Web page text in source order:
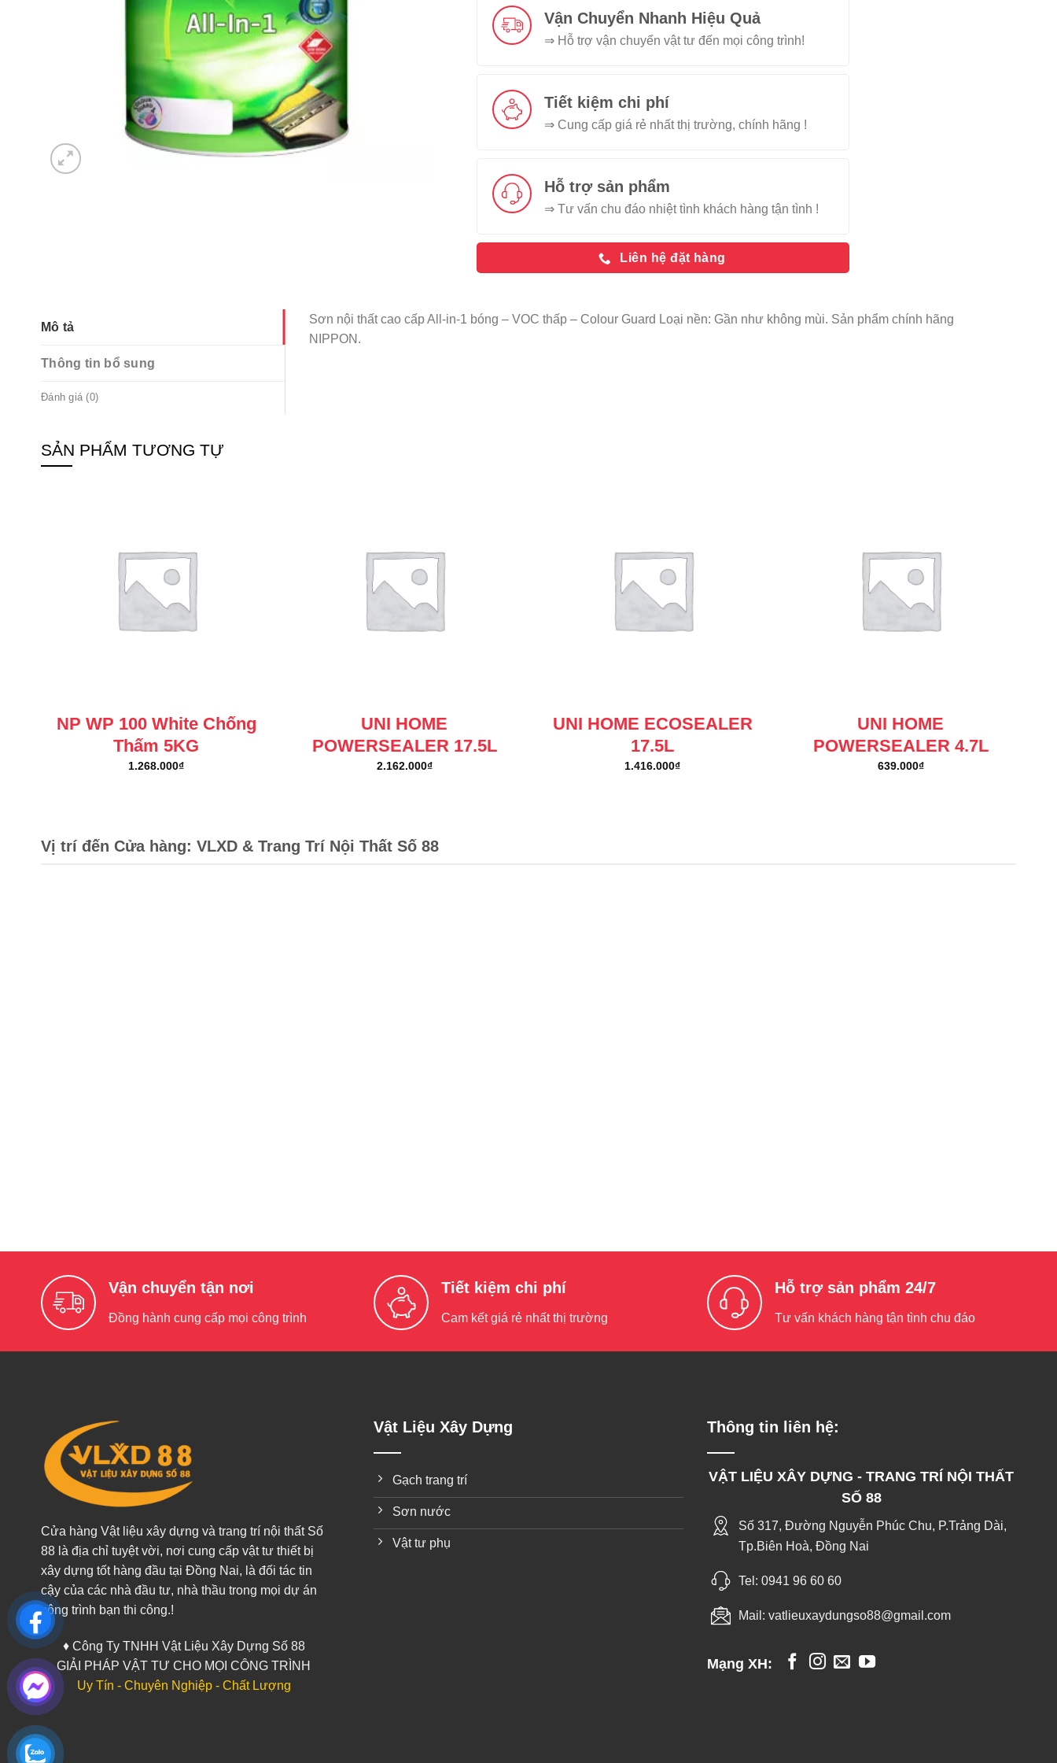
Vận Chuyển Nhanh Hiệu Quả
⇒ Hỗ trợ vận chuyển vật tư đến mọi công trình!
Tiết kiệm chi phí
⇒ Cung cấp giá rẻ nhất thị trường, chính hãng !
Hỗ trợ sản phẩm
⇒ Tư vấn chu đáo nhiệt tình khách hàng tận tình !
Liên hệ đặt hàng
Mô tả
Thông tin bổ sung
Đánh giá (0)
Sơn nội thất cao cấp All-in-1 bóng – VOC thấp – Colour Guard Loại nền: Gần như không mùi. Sản phẩm chính hãng
NIPPON.
SẢN PHẨM TƯƠNG TỰ
NP WP 100 White Chống
Thấm 5KG
1.268.000₫
UNI HOME
POWERSEALER 17.5L
2.162.000₫
UNI HOME ECOSEALER
17.5L
1.416.000₫
UNI HOME
POWERSEALER 4.7L
639.000₫
Vị trí đến Cửa hàng: VLXD & Trang Trí Nội Thất Số 88
Vận chuyển tận nơi
Đồng hành cung cấp mọi công trình
Tiết kiệm chi phí
Cam kết giá rẻ nhất thị trường
Hỗ trợ sản phẩm 24/7
Tư vấn khách hàng tận tình chu đáo
Cửa hàng Vật liệu xây dựng và trang trí nội thất Số
88 là địa chỉ tuyệt vời, nơi cung cấp vật tư thiết bị
xây dựng tốt hàng đầu tại Đồng Nai, là đối tác tin
cậy của các nhà đầu tư, nhà thầu trong mọi dự án
công trình bạn thi công.!
♦ Công Ty TNHH Vật Liệu Xây Dựng Số 88
GIẢI PHÁP VẬT TƯ CHO MỌI CÔNG TRÌNH
Uy Tín - Chuyên Nghiệp - Chất Lượng
Vật Liệu Xây Dựng
Gạch trang trí
Sơn nước
Vật tư phụ
Thông tin liên hệ:
VẬT LIỆU XÂY DỰNG - TRANG TRÍ NỘI THẤT
SỐ 88
Số 317, Đường Nguyễn Phúc Chu, P.Trảng Dài,
Tp.Biên Hoà, Đồng Nai
Tel: 0941 96 60 60
Mail: vatlieuxaydungso88@gmail.com
Mạng XH: